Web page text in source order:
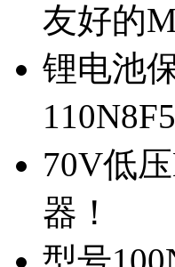
友好的
锂电池
70V低
器！